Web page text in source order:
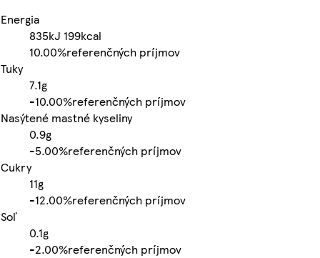
Energia
835kJ 199kcal
10.00%referenčných príjmov
Tuky
7.1g
-10.00%referenčných príjmov
Nasýtené mastné kyseliny
0.9g
-5.00%referenčných príjmov
Cukry
11g
-12.00%referenčných príjmov
Soľ
0.1g
-2.00%referenčných príjmov